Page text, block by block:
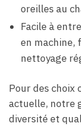
oreilles au
Facile à
en
nettoyage
Pour des choix
actuelle, notre
diversité et